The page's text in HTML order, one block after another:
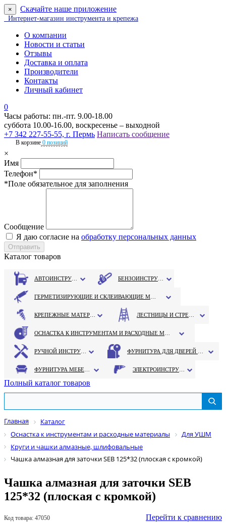
× Скачайте наше приложение
Интернет-магазин инструмента и крепежа
О компании
Новости и статьи
Отзывы
Доставка и оплата
Производители
Контакты
Личный кабинет
0
Часы работы: пн.-пт. 9.00-18.00
суббота 10.00-16.00, воскресенье – выходной
+7 342 227-55-55, г. Пермь Написать сообщение
В корзине 0 позиций
×
Имя
Телефон*
*Поле обязательное для заполнения
Сообщение
Я даю согласие на обработку персональных данных
Каталог товаров
Полный каталог товаров
Главная
Каталог
Оснастка к инструментам и расходные материалы
Для УШМ
Круги и чашки алмазные, шлифовальные
Чашка алмазная для заточки SEB 125*32 (плоская с кромкой)
Чашка алмазная для заточки SEB
125*32 (плоская с кромкой)
Код товара: 47050 Перейти к сравнению